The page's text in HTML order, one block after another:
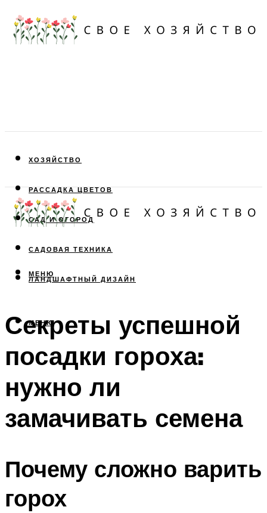
ХОЗЯЙСТВО
РАССАДКА ЦВЕТОВ
САД И ОГОРОД
САДОВАЯ ТЕХНИКА
ЛАНДШАФТНЫЙ ДИЗАЙН
МЕНЮ
МЕНЮ
Секреты успешной
посадки гороха:
нужно ли
замачивать семена
Почему сложно варить
горох